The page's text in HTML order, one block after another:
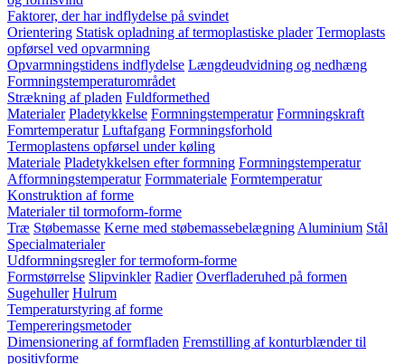
Faktorer, der har indflydelse på svindet
Orientering Statisk opladning af termoplastiske plader Termoplasts
opførsel ved opvarmning
Opvarmningstidens indflydelse Længdeudvidning og nedhæng
Formningstemperaturområdet
Strækning af pladen Fuldformethed
Materialer Pladetykkelse Formningstemperatur Formningskraft
Fomrtemperatur Luftafgang Formningsforhold
Termoplastens opførsel under køling
Materiale Pladetykkelsen efter formning Formningstemperatur
Afformningstemperatur Formmateriale Formtemperatur
Konstruktion af forme
Materialer til tormoform-forme
Træ Støbemasse Kerne med støbemassebelægning Aluminium Stål
Specialmaterialer
Udformningsregler for termoform-forme
Formstørrelse Slipvinkler Radier Overfladeruhed på formen
Sugehuller Hulrum
Temperaturstyring af forme
Tempereringsmetoder
Dimensionering af formfladen Fremstilling af konturblænder til
positivforme